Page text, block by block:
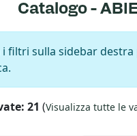
Catalogo -
i filtri sulla sidebar
21 (Visualizza tutte le